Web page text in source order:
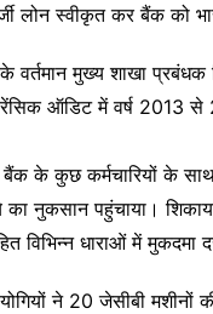
स्वीकृत कर बैंक को
मुख्य शाखा प्रबंधक
फोरेंसिक ऑडिट में वर्ष
के कुछ कर्मचारियों के
नुकसान पहुंचाया।
विभिन्न धाराओं में मुकदमा
ने 20 जेसीबी मशीनों